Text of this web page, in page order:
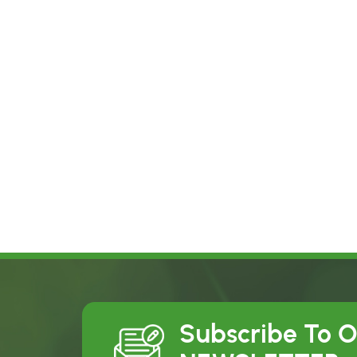
Subscribe To